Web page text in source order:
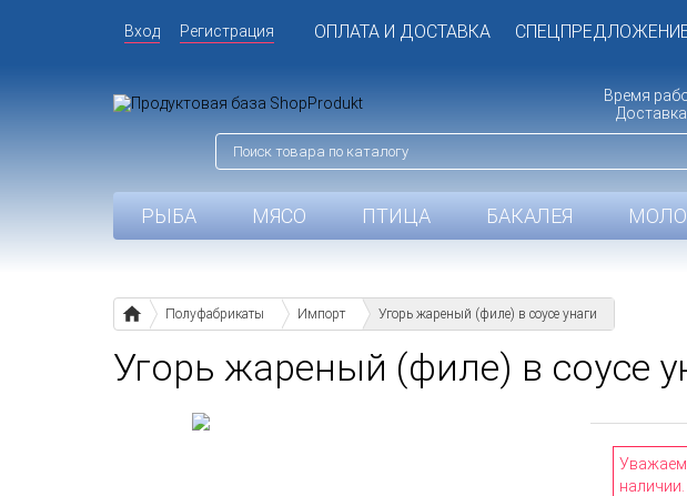
Вход Регистрация ОПЛАТА И ДОСТАВКА
Время
РЫБА МЯСО ПТИЦА БАКАЛЕЯ
Полуфабрикаты Импорт Угорь жареный (филе) в соусе унаги
Угорь жареный (филе) в соусе